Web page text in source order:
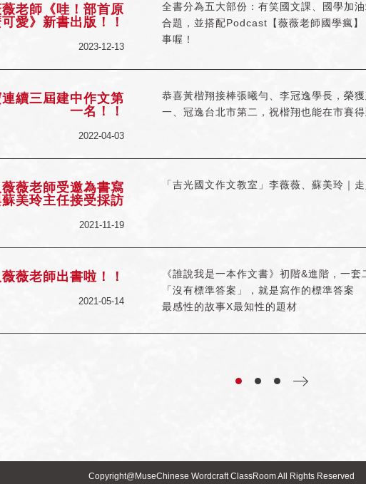
老師《哇！部首原
愛》新書出版！！
2023-12-13
全書分為五大部份：有笑國文課、國學加
合題，並搭配Podcast【薇薇老師國學瘋
事喔！
續三屆建中作文第
一名！！
2022-04-03
恭喜黃楷翔接棒張曦勻、李冠逸學長，榮
一、冠逸台北市第二，祝楷翔也能在市賽得
薇老師受邀為書寫
美玲主任接受採訪
2021-11-19
「吉光國文作文教室」李薇薇、蘇美玲｜
薇老師出書啦！！
2021-05-14
《誰說我是一本作文書》初階&進階，一套
「沒有標準答案」，就是寫作的標準答案
最感性的故事X最知性的題材
★陳立｜卓越成功董事長丶陳立教育創辦人
Copyright@MuseChinese Wordcraft ClassRoom All Rights Reserved